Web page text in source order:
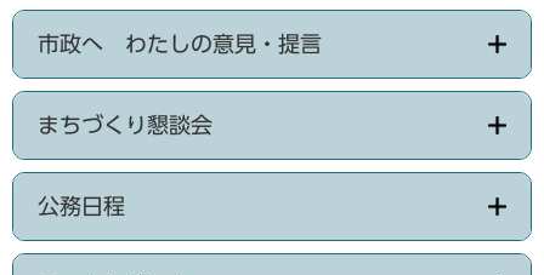
市政へ わたしの意見・提言
まちづくり懇談会
公務日程